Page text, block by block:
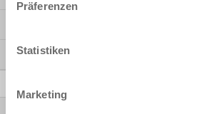
Präferenzen
Statistiken
Marketing
SOFiCAD